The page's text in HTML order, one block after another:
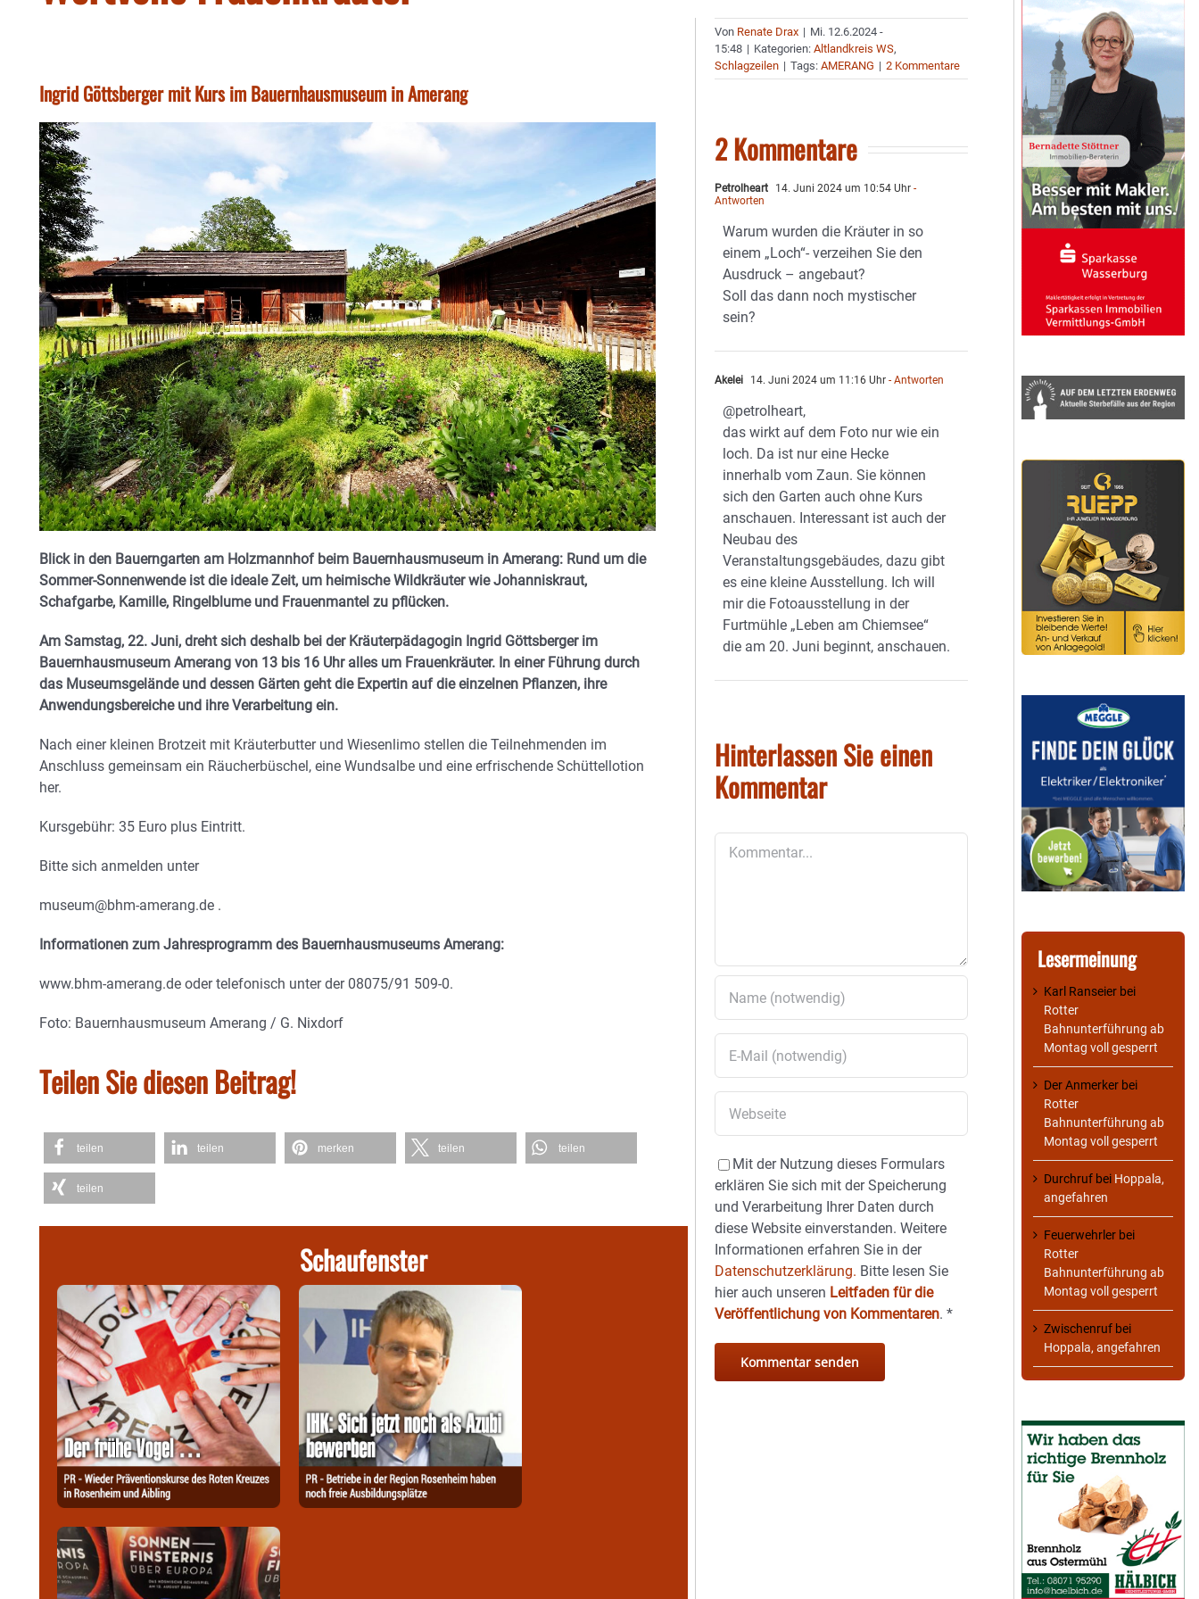
Ingrid Göttsberger mit Kurs im Bauernhausmuseum in Amerang
Blick in den Bauerngarten am Holzmannhof beim Bauernhausmuseum in Amerang: Rund um die
Sommer-Sonnenwende ist die ideale Zeit, um heimische Wildkräuter wie Johanniskraut,
Schafgarbe, Kamille, Ringelblume und Frauenmantel zu pflücken.
Am Samstag, 22. Juni, dreht sich deshalb bei der Kräuterpädagogin Ingrid Göttsberger im
Bauernhausmuseum Amerang von 13 bis 16 Uhr alles um Frauenkräuter. In einer Führung durch
das Museumsgelände und dessen Gärten geht die Expertin auf die einzelnen Pflanzen, ihre
Anwendungsbereiche und ihre Verarbeitung ein.
Nach einer kleinen Brotzeit mit Kräuterbutter und Wiesenlimo stellen die Teilnehmenden im
Anschluss gemeinsam ein Räucherbüschel, eine Wundsalbe und eine erfrischende Schüttellotion
her.
Kursgebühr: 35 Euro plus Eintritt.
Bitte sich anmelden unter
museum@bhm-amerang.de .
Informationen zum Jahresprogramm des Bauernhausmuseums Amerang:
www.bhm-amerang.de oder telefonisch unter der 08075/91 509-0.
Foto: Bauernhausmuseum Amerang / G. Nixdorf
Teilen Sie diesen Beitrag!
teilen teilen merken teilen teilen
teilen
Schaufenster
Von Renate Drax | Mi. 12.6.2024 -
15:48 | Kategorien:Altlandkreis WS,
Schlagzeilen | Tags:AMERANG | 2 Kommentare
2 Kommentare
Petrolheart 14. Juni 2024 um 10:54 Uhr -
Antworten
Warum wurden die Kräuter in so
einem „Loch“- verzeihen Sie den
Ausdruck – angebaut?
Soll das dann noch mystischer
sein?
Akelei 14. Juni 2024 um 11:16 Uhr - Antworten
@petrolheart,
das wirkt auf dem Foto nur wie ein
loch. Da ist nur eine Hecke
innerhalb vom Zaun. Sie können
sich den Garten auch ohne Kurs
anschauen. Interessant ist auch der
Neubau des
Veranstaltungsgebäudes, dazu gibt
es eine kleine Ausstellung. Ich will
mir die Fotoausstellung in der
Furtmühle „Leben am Chiemsee“
die am 20. Juni beginnt, anschauen.
Hinterlassen Sie einen
Kommentar
Mit der Nutzung dieses Formulars
erklären Sie sich mit der Speicherung
und Verarbeitung Ihrer Daten durch
diese Website einverstanden. Weitere
Informationen erfahren Sie in der
Datenschutzerklärung. Bitte lesen Sie
hier auch unseren Leitfaden für die
Veröffentlichung von Kommentaren.*
Lesermeinung
Karl Ranseier bei
Rotter
Bahnunterführung ab
Montag voll gesperrt
Der Anmerker bei
Rotter
Bahnunterführung ab
Montag voll gesperrt
Durchruf bei Hoppala,
angefahren
Feuerwehrler bei
Rotter
Bahnunterführung ab
Montag voll gesperrt
Zwischenruf bei
Hoppala, angefahren